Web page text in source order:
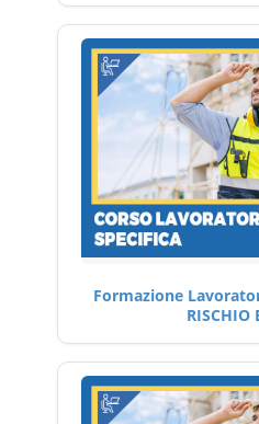
Formazione
RISCHIO